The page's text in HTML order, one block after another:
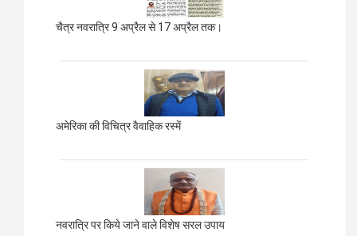
चैत्र नवरात्रि 9 अप्रैल से 17 अप्रैल तक।
अमेरिका की विचित्र वैवाहिक रस्में
नवरात्रि पर किये जाने वाले विशेष सरल उपाय